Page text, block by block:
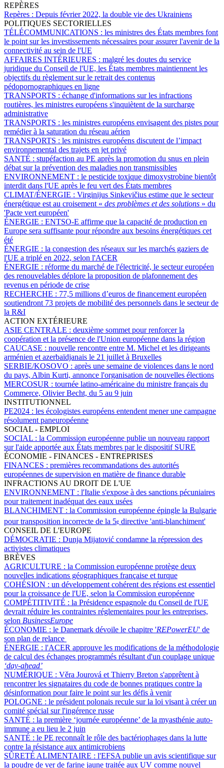
REPÈRES
Repères : Depuis février 2022, la double vie des Ukrainiens
POLITIQUES SECTORIELLES
TÉLÉCOMMUNICATIONS : les ministres des États membres font
le point sur les investissements nécessaires pour assurer l'avenir de la
connectivité au sein de l'UE
AFFAIRES INTÉRIEURES : malgré les doutes du service
juridique du Conseil de l'UE, les États membres maintiennent les
objectifs du règlement sur le retrait des contenus
pédopornographiques en ligne
TRANSPORTS : échange d'informations sur les infractions
routières, les ministres européens s'inquiètent de la surcharge
administrative
TRANSPORTS : les ministres européens envisagent des pistes pour
remédier à la saturation du réseau aérien
TRANSPORTS : les ministres européens discutent de l’impact
environnemental des trajets en jet privé
SANTÉ : stupéfaction au PE après la promotion du snus en plein
débat sur la prévention des maladies non transmissibles
ENVIRONNEMENT : le pesticide toxique dimoxystrobine bientôt
interdit dans l'UE après le feu vert des États membres
CLIMAT/ÉNERGIE : Virginijus Sinkevičius estime que le secteur
énergétique est au croisement « des problèmes et des solutions » du
'Pacte vert européen'
ÉNERGIE : ENTSO-E affirme que la capacité de production en
Europe sera suffisante pour répondre aux besoins énergétiques cet
été
ÉNERGIE : la congestion des réseaux sur les marchés gaziers de
l'UE a triplé en 2022, selon l'ACER
ÉNERGIE : réforme du marché de l'électricité, le secteur européen
des renouvelables déplore la proposition de plafonnement des
revenus en période de crise
RECHERCHE : 77,5 millions d’euros de financement européen
soutiendront 73 projets de mobilité des personnels dans le secteur de
la R&I
ACTION EXTÉRIEURE
ASIE CENTRALE : deuxième sommet pour renforcer la
coopération et la présence de l'Union européenne dans la région
CAUCASE : nouvelle rencontre entre M. Michel et les dirigeants
arménien et azerbaïdjanais le 21 juillet à Bruxelles
SERBIE/KOSOVO : après une semaine de violences dans le nord
du pays, Albin Kurti, annonce l'organisation de nouvelles élections
MERCOSUR : tournée latino-américaine du ministre français du
Commerce, Olivier Becht, du 5 au 9 juin
INSTITUTIONNEL
PE2024 : les écologistes européens entendent mener une campagne
résolument paneuropéenne
SOCIAL - EMPLOI
SOCIAL : la Commission européenne publie un nouveau rapport
sur l'aide apportée aux États membres par le dispositif SURE
ÉCONOMIE - FINANCES - ENTREPRISES
FINANCES : premières recommandations des autorités
européennes de supervision en matière de finance durable
INFRACTIONS AU DROIT DE L'UE
ENVIRONNEMENT : l'Italie s'expose à des sanctions pécuniaires
pour traitement inadéquat des eaux usées
BLANCHIMENT : la Commission européenne épingle la Bulgarie
pour transposition incorrecte de la 5e directive 'anti-blanchiment'
CONSEIL DE L'EUROPE
DÉMOCRATIE : Dunja Mijatović condamne la répression des
activistes climatiques
BRÈVES
AGRICULTURE : la Commission européenne protège deux
nouvelles indications géographiques française et turque
COHÉSION : un développement cohérent des régions est essentiel
pour la croissance de l'UE, selon la Commission européenne
COMPÉTITIVITÉ : la Présidence espagnole du Conseil de l'UE
devrait réduire les contraintes réglementaires pour les entreprises,
selon BusinessEurope
ÉCONOMIE : le Danemark dévoile le chapitre 'REPowerEU' de
son plan de relance
ÉNERGIE : l'ACER approuve les modifications de la méthodologie
de calcul des échanges programmés résultant d'un couplage unique
‘day-ahead’
NUMÉRIQUE : Věra Jourová et Thierry Breton s'apprêtent à
rencontrer les signataires du code de bonnes pratiques contre la
désinformation pour faire le point sur les défis à venir
POLOGNE : le président polonais recule sur la loi visant à créer un
comité spécial sur l'ingérence russe
SANTÉ : la première ‘journée européenne’ de la myasthénie auto-
immune a eu lieu le 2 juin
SANTÉ : le PE reconnaît le rôle des bactériophages dans la lutte
contre la résistance aux antimicrobiens
SÛRETÉ ALIMENTAIRE : l'EFSA publie un avis scientifique sur
la poudre de ver de farine jaune traitée aux UV comme nouvel